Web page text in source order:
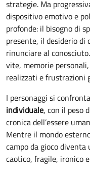
strategie. Ma
dispositivo emotivo e
profonde: il bisogno di
presente, il desiderio di
rinunciare al
vite, memorie
realizzati e frustrazioni
I personaggi si
individuale, con il peso
cronica dell’essere
Mentre il mondo
campo da gioco diventa
caotico, fragile, ironico